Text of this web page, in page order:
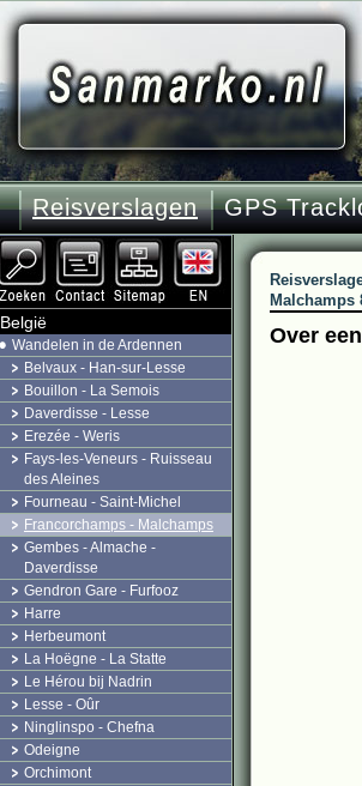
Reisverslagen GPS
Malchamps
Over
België
Wandelen in de Ardennen
Belvaux - Han-sur-Lesse
Bouillon - La Semois
Daverdisse - Lesse
Erezée - Weris
Fays-les-Veneurs - Ruisseau
des Aleines
Fourneau - Saint-Michel
Francorchamps - Malchamps
Gembes - Almache -
Daverdisse
Gendron Gare - Furfooz
Harre
Herbeumont
La Hoëgne - La Statte
Le Hérou bij Nadrin
Lesse - Oûr
Ninglinspo - Chefna
Odeigne
Orchimont